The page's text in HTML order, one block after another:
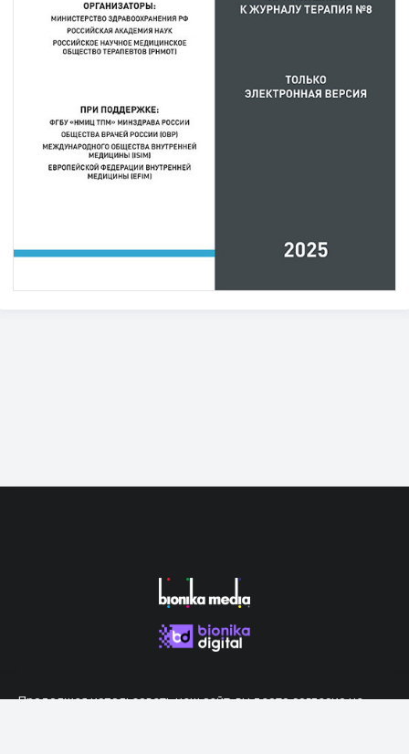
Продолжая использовать наш сайт, вы даете согласие на